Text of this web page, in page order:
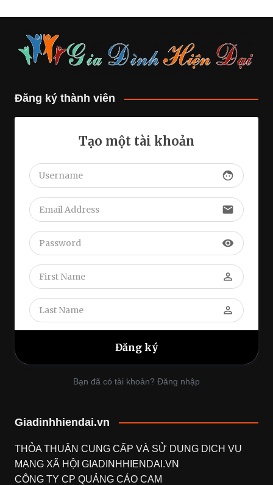
Đăng ký thành viên
Tạo một tài khoản
face
email
visibility
perm_identity
perm_identity
Bạn đã có tài khoản? Đăng nhập
Giadinhhiendai.vn
THỎA THUẬN CUNG CẤP VÀ SỬ DỤNG DỊCH VỤ
MẠNG XÃ HỘI GIADINHHIENDAI.VN
CÔNG TY CP QUẢNG CÁO CAM